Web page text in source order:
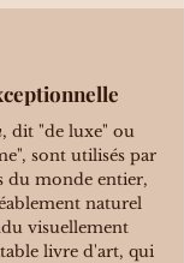
, dit "de luxe" ou
sont utilisés par
du monde entier,
naturel
visuellement
livre d'art, qui